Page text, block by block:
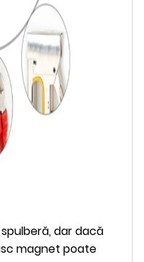
dar dacă
magnet poate